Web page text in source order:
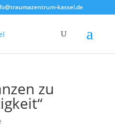
kassel.de
zu